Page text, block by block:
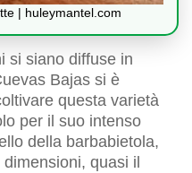
| huleymantel.com
si siano diffuse in
Bajas si è
questa varietà
per il suo intenso
della barbabietola,
quasi il